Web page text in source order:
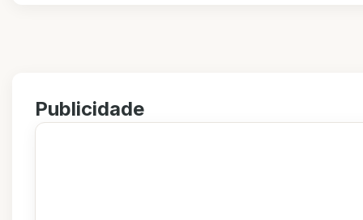
Publicidade